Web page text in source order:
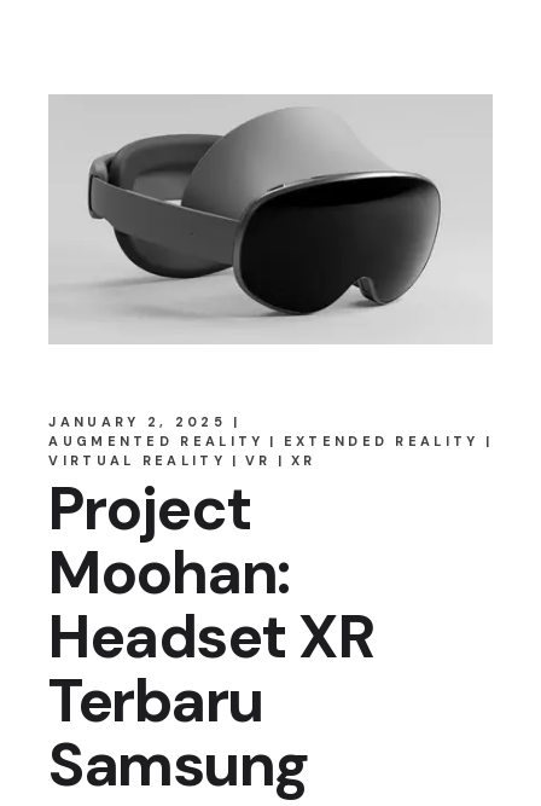
JANUARY 2, 2025
AUGMENTED REALITY
EXTENDED REALITY
VIRTUAL REALITY
VR XR
Project
Moohan:
Headset XR
Terbaru
Samsung